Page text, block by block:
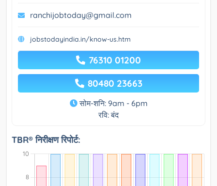
ranchijobtoday@gmail.com
jobstodayindia.in/know-us.htm
76310 01200
80480 23663
सोम-शनि: 9am - 6pm
रवि: बंद
TBR® निरीक्षण रिपोर्ट: